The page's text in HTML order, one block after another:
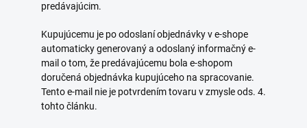
predávajúcim.
Kupujúcemu je po odoslaní objednávky v e-shope
automaticky generovaný a odoslaný informačný e-
mail o tom, že predávajúcemu bola e-shopom
doručená objednávka kupujúceho na spracovanie.
Tento e-mail nie je potvrdením tovaru v zmysle ods. 4.
tohto článku.